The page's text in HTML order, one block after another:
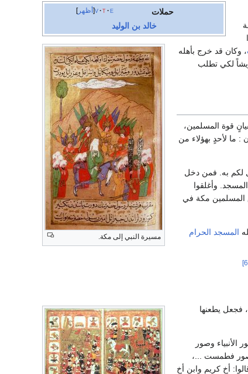
أظهر v t e
حملات
خالد بن الوليد
مسيرة النبي إلى مكة.
، وكان قد خرج بأهله
لكي تطلب
قوة المسلمين،
: ما لأحدٍ بهؤلاء من
لكم به. فمن دخل
وأغلقوا
المسلمين مكة في
المسجد الحرام
، فجعل يطعنها
وصور
فطمست ...،
أخ كريم وابن أخ